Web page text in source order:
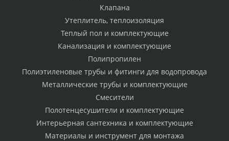
Клапана
Утеплитель, теплоизоляция
Теплый пол и комплектующие
Канализация и комплектующие
Полипропилен
Полиэтиленовые трубы и фитинги для водопровода
Металлические трубы и комплектующие
Смесители
Полотенцесушители и комплектующие
Интерьерная сантехника и комплектующие
Материалы и инструмент для монтажа